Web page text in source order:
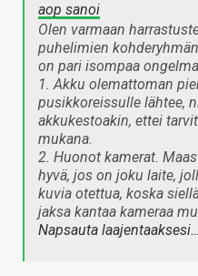
aop sanoi
Olen varmaan
puhelimien
on pari isompaa
1. Akku olemattoman
pusikkoreissulle lähtee,
akkukestoakin, ettei
mukana.
2. Huonot kamerat.
hyvä, jos on joku laite,
kuvia otettua, koska
jaksa kantaa kameraa
Napsauta laajentaaksesi…